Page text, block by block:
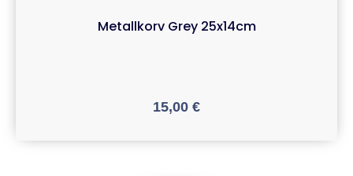
Metallkorv Grey 25x14cm
15,00 €